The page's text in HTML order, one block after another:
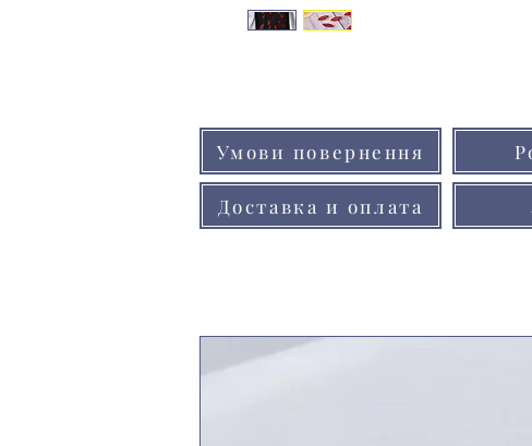
Умови повернення
Доставка и оплата